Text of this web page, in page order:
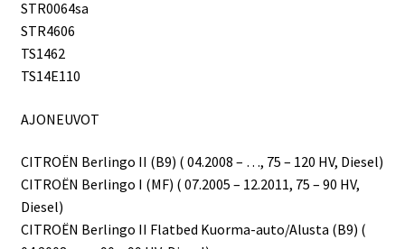
STR0064sa
STR4606
TS1462
TS14E110
AJONEUVOT
CITROËN Berlingo II (B9) ( 04.2008 – …, 75 – 120 HV, Diesel)
CITROËN Berlingo I (MF) ( 07.2005 – 12.2011, 75 – 90 HV,
Diesel)
CITROËN Berlingo II Flatbed Kuorma-auto/Alusta (B9) (